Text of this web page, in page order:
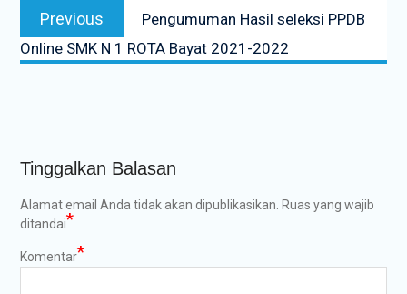
posPrevious
post:
Pengumuman Hasil seleksi PPDB
Online SMK N 1 ROTA Bayat 2021-2022
Tinggalkan Balasan
Alamat email Anda tidak akan dipublikasikan. Ruas yang wajib
ditandai*
Komentar*